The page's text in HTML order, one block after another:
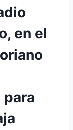
en el